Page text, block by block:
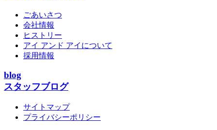
ごあいさつ
会社情報
ヒストリー
アイ アンド アイについて
採用情報
blog
スタッフブログ
サイトマップ
プライバシーポリシー